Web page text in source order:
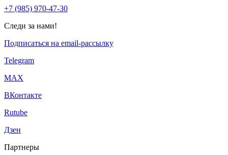
+7 (985) 970-47-30
Следи за нами!
Подписаться на email-рассылку
Telegram
МАХ
ВКонтакте
Rutube
Дзен
Партнеры